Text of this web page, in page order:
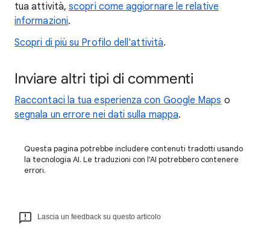
tua attività,scopri come aggiornare le relative
informazioni.
Scopri di più su Profilo dell'attività.
Inviare altri tipi di commenti
Raccontaci la tua esperienza con Google Maps o
segnala un errore nei dati sulla mappa.
Questa pagina potrebbe includere contenuti tradotti usando
la tecnologia AI. Le traduzioni con l'AI potrebbero contenere
errori.
Lascia un feedback su questo articolo